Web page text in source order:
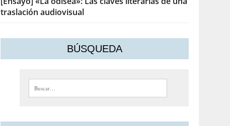
traslación audiovisual
BÚSQUEDA
Buscar: